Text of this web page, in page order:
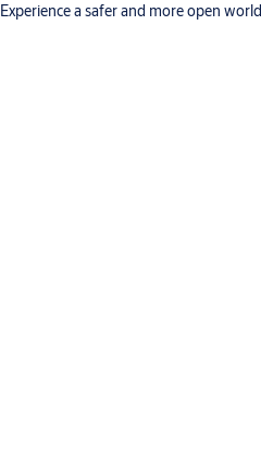
Experience a safer and more open world